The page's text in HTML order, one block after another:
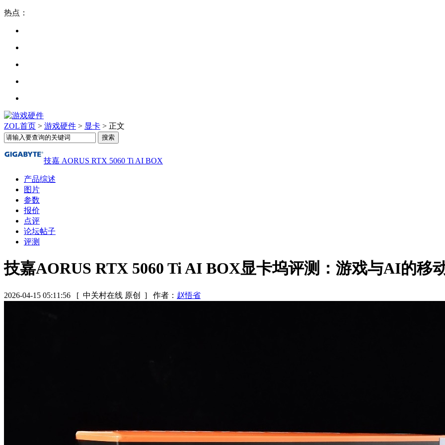
热点：
ZOL首页 > 游戏硬件 > 显卡 > 正文
技嘉 AORUS RTX 5060 Ti AI BOX
产品综述
图片
参数
报价
点评
论坛帖子
评测
技嘉AORUS RTX 5060 Ti AI BOX显卡坞评测：游戏与AI的移
2026-04-15 05:11:56 [ 中关村在线 原创 ] 作者： 赵悟省